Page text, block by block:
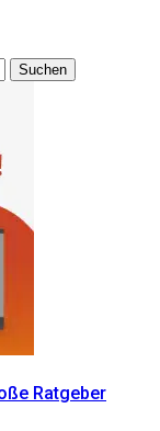
Ratgeber